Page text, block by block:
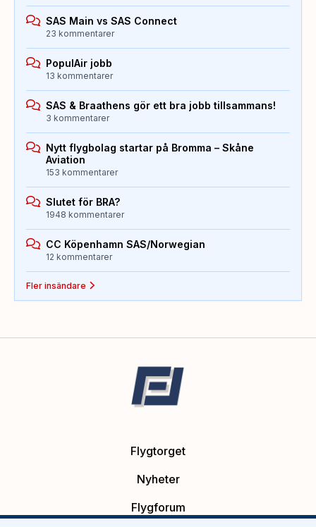
SAS Main vs SAS Connect
23 kommentarer
PopulAir jobb
13 kommentarer
SAS & Braathens gör ett bra jobb tillsammans!
3 kommentarer
Nytt flygbolag startar på Bromma – Skåne
Aviation
153 kommentarer
Slutet för BRA?
1948 kommentarer
CC Köpenhamn SAS/Norwegian
12 kommentarer
Fler insändare
Flygtorget
Nyheter
Flygforum